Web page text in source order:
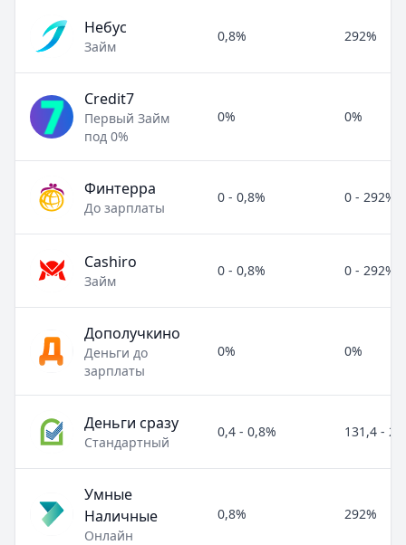
Небус
Займ
0,8% 292%
Credit7
Первый Займ
под 0%
0% 0%
Финтерра
До зарплаты
0 - 0,8% 0 - 292%
Cashiro
Займ
0 - 0,8% 0 - 292%
Дополучкино
Деньги до
зарплаты
0% 0%
Деньги сразу
Стандартный
0,4 - 0,8% 131,4 -
Умные
Наличные
Онлайн
0,8% 292%